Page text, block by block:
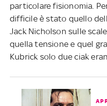
particolare fisionomia.
difficile è stato quello
Jack Nicholson sulle
quella tensione e quel
Kubrick solo due ciak